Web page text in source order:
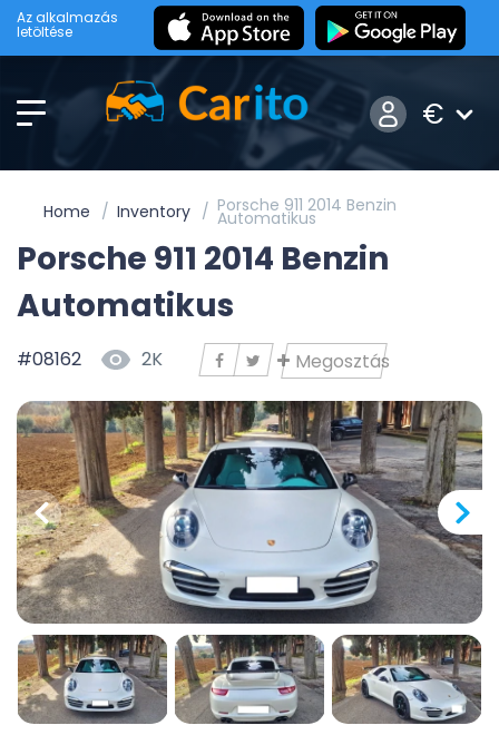
Az alkalmazás
letöltése
€
Home Inventory Porsche 911 2014 Benzin
Automatikus
Porsche 911 2014 Benzin
Automatikus
#08162 2K Megosztás